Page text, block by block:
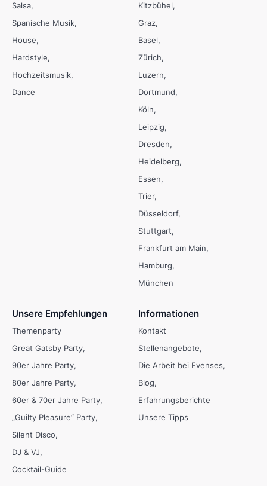
Salsa
Spanische Musik
House
Hardstyle
Hochzeitsmusik
Dance
Kitzbühel
Graz
Basel
Zürich
Luzern
Dortmund
Köln
Leipzig
Dresden
Heidelberg
Essen
Trier
Düsseldorf
Stuttgart
Frankfurt am Main
Hamburg
München
Unsere Empfehlungen
Themenparty
Great Gatsby Party
90er Jahre Party
80er Jahre Party
60er & 70er Jahre Party
„Guilty Pleasure“ Party
Silent Disco
DJ & VJ
Cocktail-Guide
Informationen
Kontakt
Stellenangebote
Die Arbeit bei Evenses
Blog
Erfahrungsberichte
Unsere Tipps